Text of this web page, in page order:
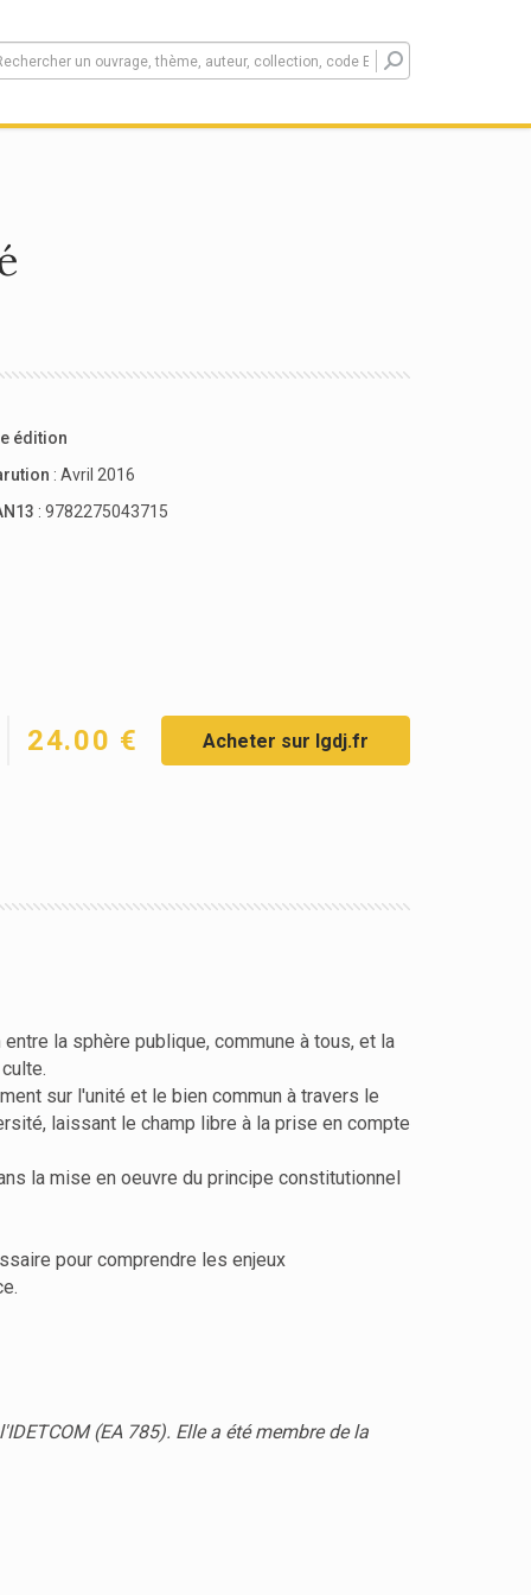
édition
: Avril 2016
: 9782275043715
24.00 € Acheter sur lgdj.fr
la sphère publique, commune à tous, et la
sur l'unité et le bien commun à travers le
laissant le champ libre à la prise en compte
la mise en oeuvre du principe constitutionnel
pour comprendre les enjeux
(EA 785). Elle a été membre de la